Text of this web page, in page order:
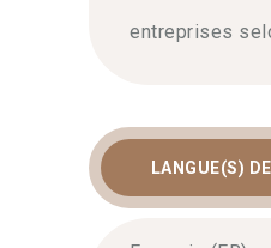
entreprises
LANGUE(S)